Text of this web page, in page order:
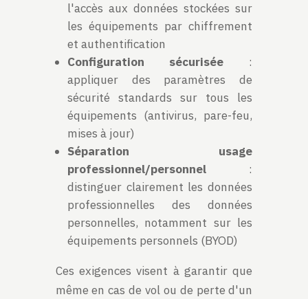
l'accès aux données stockées sur
les équipements par chiffrement
et authentification
Configuration sécurisée :
appliquer des paramètres de
sécurité standards sur tous les
équipements (antivirus, pare-feu,
mises à jour)
Séparation usage
professionnel/personnel:
distinguer clairement les données
professionnelles des données
personnelles, notamment sur les
équipements personnels (BYOD)
Ces exigences visent à garantir que
même en cas de vol ou de perte d'un